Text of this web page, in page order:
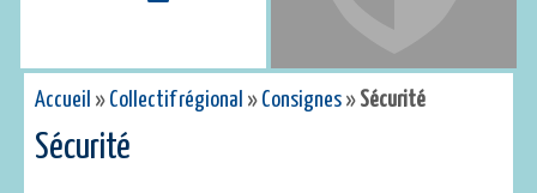
Accueil » Collectif régional » Consignes » Sécurité
Sécurité